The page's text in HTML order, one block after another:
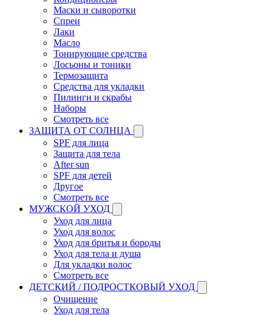
Маски и сыворотки
Спреи
Лаки
Масло
Тонирующие средства
Лосьоны и тоники
Термозащита
Средства для укладки
Пилинги и скрабы
Наборы
Смотреть все
ЗАЩИТА ОТ СОЛНЦА
SPF для лица
Защита для тела
After sun
SPF для детей
Другое
Смотреть все
МУЖСКОЙ УХОД
Уход для лица
Уход для волос
Уход для бритья и бороды
Уход для тела и душа
Для укладки волос
Смотреть все
ДЕТСКИЙ / ПОДРОСТКОВЫЙ УХОД
Очищение
Уход для тела